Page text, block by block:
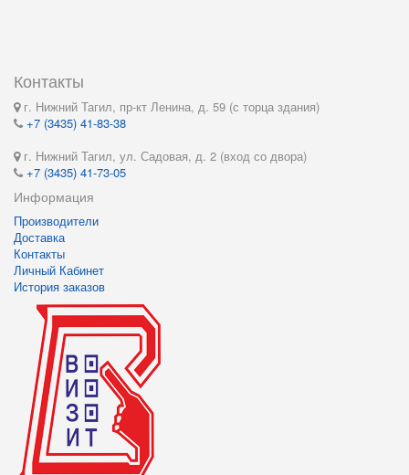
Контакты
г. Нижний Тагил, пр-кт Ленина, д. 59 (с торца здания)
+7 (3435) 41-83-38
г. Нижний Тагил, ул. Садовая, д. 2 (вход со двора)
+7 (3435) 41-73-05
Информация
Производители
Доставка
Контакты
Личный Кабинет
История заказов